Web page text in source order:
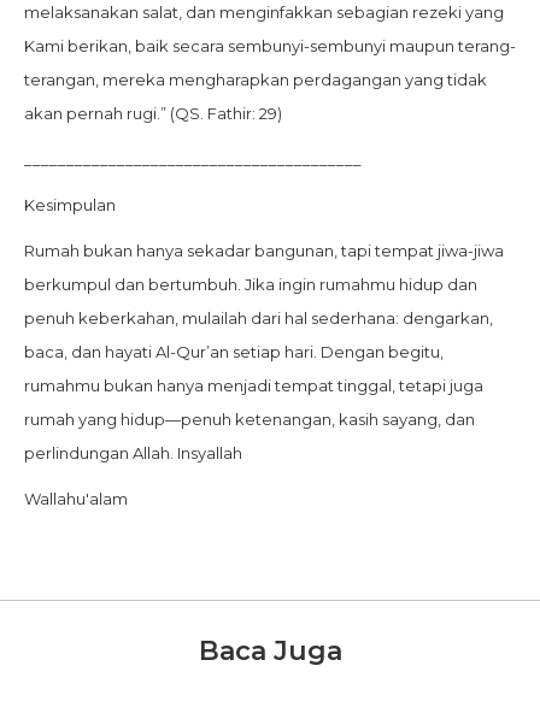
melaksanakan salat, dan menginfakkan sebagian rezeki yang
Kami berikan, baik secara sembunyi-sembunyi maupun terang-
terangan, mereka mengharapkan perdagangan yang tidak
akan pernah rugi.” (QS. Fathir: 29)
Kesimpulan
Rumah bukan hanya sekadar bangunan, tapi tempat jiwa-jiwa
berkumpul dan bertumbuh. Jika ingin rumahmu hidup dan
penuh keberkahan, mulailah dari hal sederhana: dengarkan,
baca, dan hayati Al-Qur’an setiap hari. Dengan begitu,
rumahmu bukan hanya menjadi tempat tinggal, tetapi juga
rumah yang hidup—penuh ketenangan, kasih sayang, dan
perlindungan Allah. Insyallah
Wallahu'alam
Baca Juga